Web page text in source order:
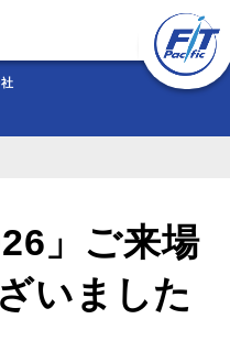
」ご来場
いました